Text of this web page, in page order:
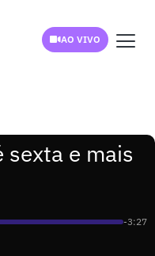
AO VIVO
sexta e mais
-3:27